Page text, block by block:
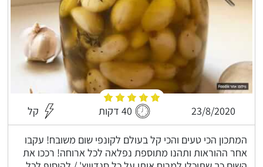
23/8/2020 40 דקות קל
המתכון הכי טעים והכי קל בעולם לקונפי שום משובח! עקבו
אחר ההוראות ותהנו מתוספת נפלאה לכל ארוחה! רככו את